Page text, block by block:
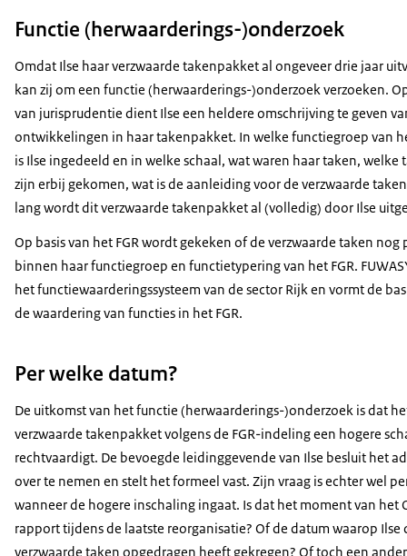
Functie (herwaarderings-)onderzoek
Omdat Ilse haar verzwaarde takenpakket al ongeveer drie jaar
kan zij om een functie (herwaarderings-)onderzoek verzoeken.
van jurisprudentie dient Ilse een heldere omschrijving te geven
ontwikkelingen in haar takenpakket. In welke functiegroep van
is Ilse ingedeeld en in welke schaal, wat waren haar taken, welke
zijn erbij gekomen, wat is de aanleiding voor de verzwaarde
lang wordt dit verzwaarde takenpakket al (volledig) door Ilse
Op basis van het FGR wordt gekeken of de verzwaarde taken nog
binnen haar functiegroep en functietypering van het FGR.
het functiewaarderingssysteem van de sector Rijk en vormt de
de waardering van functies in het FGR.
Per welke datum?
De uitkomst van het functie (herwaarderings-)onderzoek is dat
verzwaarde takenpakket volgens de FGR-indeling een hogere
rechtvaardigt. De bevoegde leidinggevende van Ilse besluit het
over te nemen en stelt het formeel vast. Zijn vraag is echter wel
wanneer de hogere inschaling ingaat. Is dat het moment van het
rapport tijdens de laatste reorganisatie? Of de datum waarop Ilse
verzwaarde taken opgedragen heeft gekregen? Of toch een